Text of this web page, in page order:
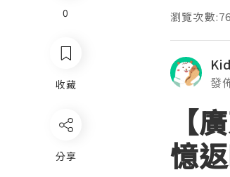
瀏覽次數
發
【
憶
0
收藏
分享